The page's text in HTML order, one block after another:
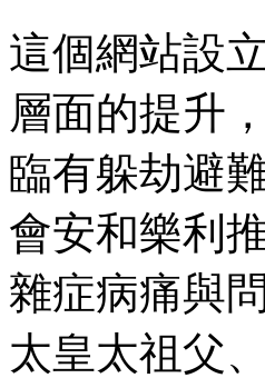
這個網站設
層面的提升
臨有躲劫避
會安和樂利
雜症病痛與
太皇太祖父